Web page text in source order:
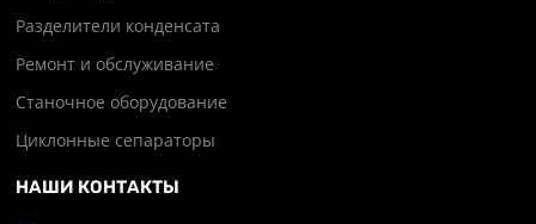
Разделители конденсата
Ремонт и обслуживание
Станочное оборудование
Циклонные сепараторы
НАШИ КОНТАКТЫ